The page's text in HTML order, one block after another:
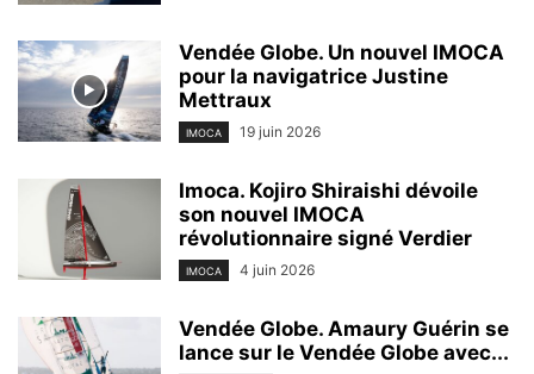
Vendée Globe. Un nouvel IMOCA
pour la navigatrice Justine
Mettraux
IMOCA 19 juin 2026
Imoca. Kojiro Shiraishi dévoile
son nouvel IMOCA
révolutionnaire signé Verdier
IMOCA 4 juin 2026
Vendée Globe. Amaury Guérin se
lance sur le Vendée Globe avec...